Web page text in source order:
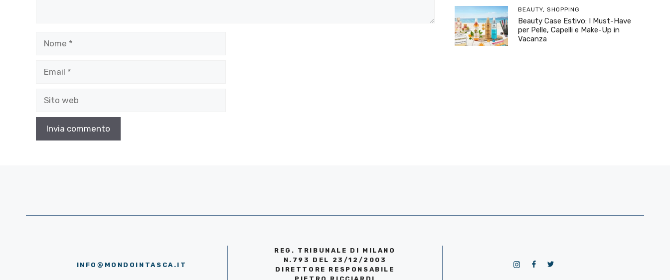
BEAUTY, SHOPPING
Beauty Case Estivo: I Must-Have
per Pelle, Capelli e Make-Up in
Vacanza
INFO@MONDOINTASCA.IT
REG. TRIBUNALE DI MILANO
N.793 DEL 23/12/2003
DIRETTORE RESPONSABILE